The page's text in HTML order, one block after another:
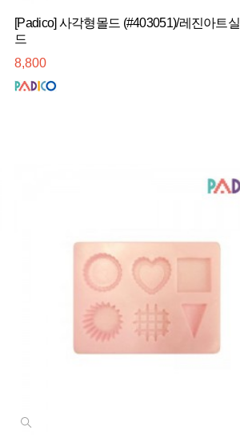
[Padico] 사각형몰드 (#403051)/레진아트
드
8,800